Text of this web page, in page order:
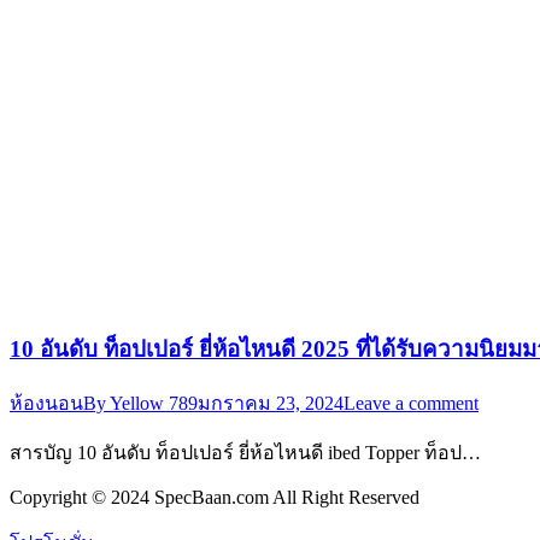
10 อันดับ ท็อปเปอร์ ยี่ห้อไหนดี 2025 ที่ได้รับความนิยม
ห้องนอนByYellow 789มกราคม 23, 2024Leave a comment
สารบัญ 10 อันดับ ท็อปเปอร์ ยี่ห้อไหนดี ibed Topper ท็อป…
Copyright © 2024 SpecBaan.com All Right Reserved